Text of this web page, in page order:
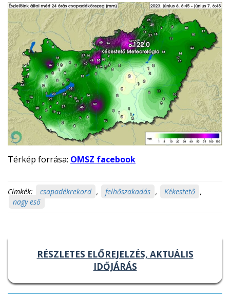
Térkép forrása: OMSZ facebook
Címkék: csapadékrekord , felhőszakadás , Kékestető ,
nagy eső
RÉSZLETES ELŐREJELZÉS, AKTUÁLIS
IDŐJÁRÁS